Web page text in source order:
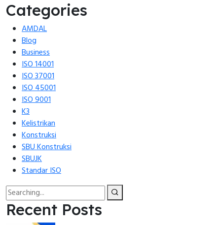
Categories
AMDAL
Blog
Business
ISO 14001
ISO 37001
ISO 45001
ISO 9001
K3
Kelistrikan
Konstruksi
SBU Konstruksi
SBUJK
Standar ISO
Recent Posts